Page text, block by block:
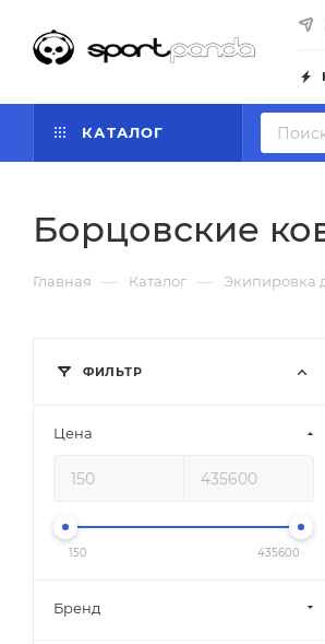
КАТАЛОГ
Борцовские
Главная — Каталог — Экипировка
ФИЛЬТР
Цена
150 435600
Бренд